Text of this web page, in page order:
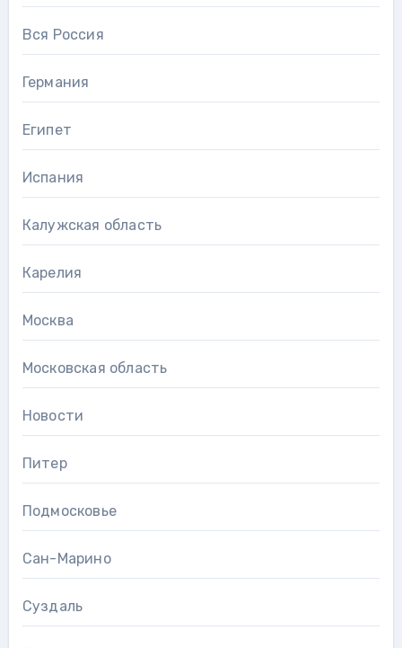
Вся Россия
Германия
Египет
Испания
Калужская область
Карелия
Москва
Московская область
Новости
Питер
Подмосковье
Сан-Марино
Суздаль